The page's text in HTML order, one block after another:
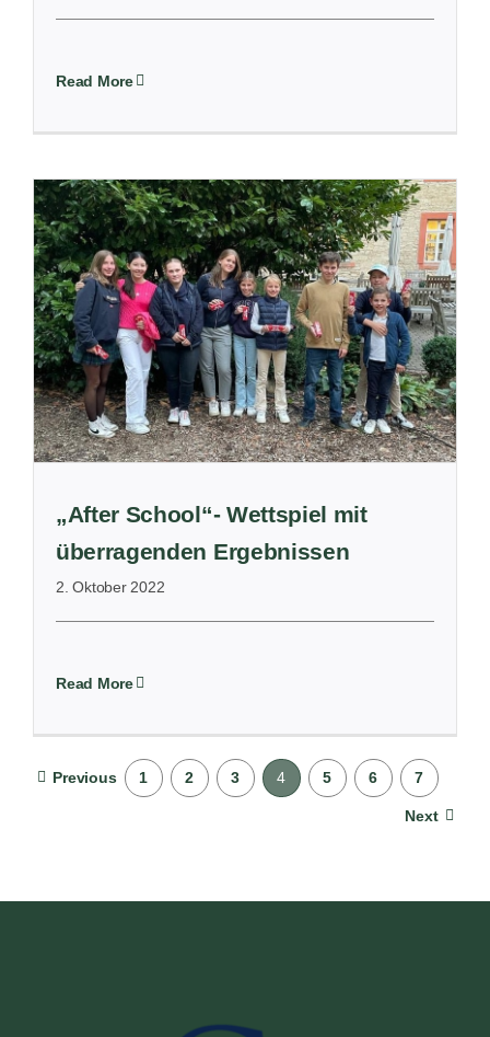
Read More
„After School“- Wettspiel mit
überragenden Ergebnissen
2. Oktober 2022
Read More
Previous 1 2 3 4 5 6 7
Next